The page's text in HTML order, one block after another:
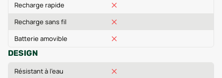
Recharge rapide
Recharge sans fil
Batterie amovible
DESIGN
Résistant à l'eau